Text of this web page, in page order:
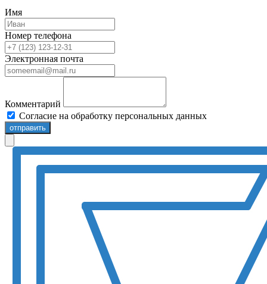
Имя
Номер телефона
Электронная почта
Комментарий
Согласие на обработку персональных данных
отправить